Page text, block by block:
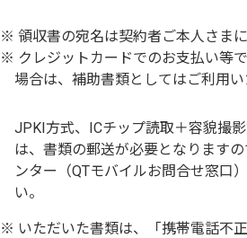
領収書の宛名は契約者ご本人さまに
クレジットカードでのお支払い等
場合は、補助書類としてはご利用い
JPKI方式、ICチップ読取＋容貌撮
は、書類の郵送が必要となりますの
ンター（QTモバイルお問合せ窓口
い。
いただいた書類は、「携帯電話不